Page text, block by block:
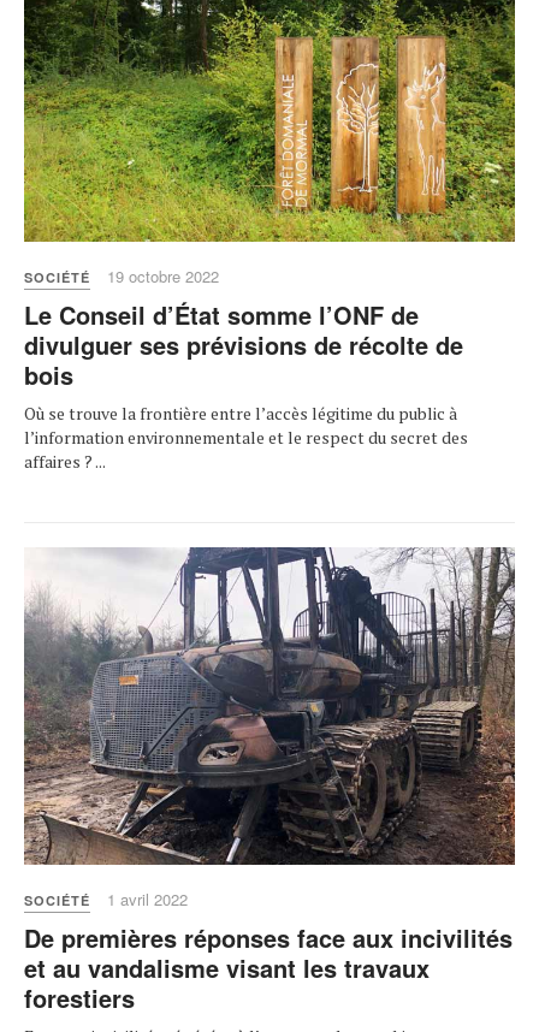
SOCIÉTÉ 19 octobre 2022
Le Conseil d’État somme l’ONF de
divulguer ses prévisions de récolte de
bois
Où se trouve la frontière entre l’accès légitime du public à
l’information environnementale et le respect du secret des
affaires ? ...
SOCIÉTÉ 1 avril 2022
De premières réponses face aux incivilités
et au vandalisme visant les travaux
forestiers